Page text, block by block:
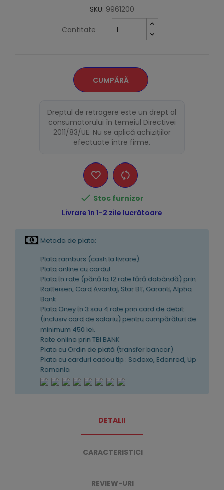
SKU: 9961200
Cantitate
CUMPĂRĂ
Dreptul de retragere este un drept al
consumatorului în temeiul Directivei
2011/83/UE. Nu se aplică achizițiilor
efectuate între firme.
 Stoc furnizor
Livrare în 1-2 zile lucrătoare
Metode de plata:
Plata ramburs (cash la livrare)
Plata online cu cardul
Plata în rate (pănă la 12 rate fără dobândă) prin
Raiffeisen, Card Avantaj, Star BT, Garanti, Alpha
Bank
Plata Oney în 3 sau 4 rate prin card de debit
(inclusiv card de salariu) pentru cumpărături de
minimum 450 lei.
Rate online prin TBI BANK
Plata cu Ordin de plată (transfer bancar)
Plata cu carduri cadou tip : Sodexo, Edenred, Up
Romania
DETALII
CARACTERISTICI
REVIEW-URI